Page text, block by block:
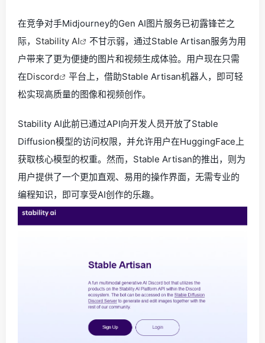
在竞争对手Midjourney的Gen AI图片服务已初露锋芒之
际， Stability AI
不甘示弱，通过Stable Artisan服务为用
户带来了更为便捷的图片和视频生成体验。用户现在只需
在Discord
平台上，借助Stable Artisan机器人，即可轻
松实现高质量的图像和视频创作。
Stability AI此前已通过API向开发人员开放了Stable
Diffusion模型的访问权限，并允许用户在HuggingFace上
获取核心模型的权重。然而，Stable Artisan的推出，则为
用户提供了一个更加直观、易用的操作界面，无需专业的
编程知识，即可享受AI创作的乐趣。